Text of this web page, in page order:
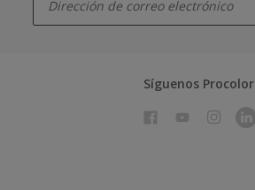
Síguenos Procolor